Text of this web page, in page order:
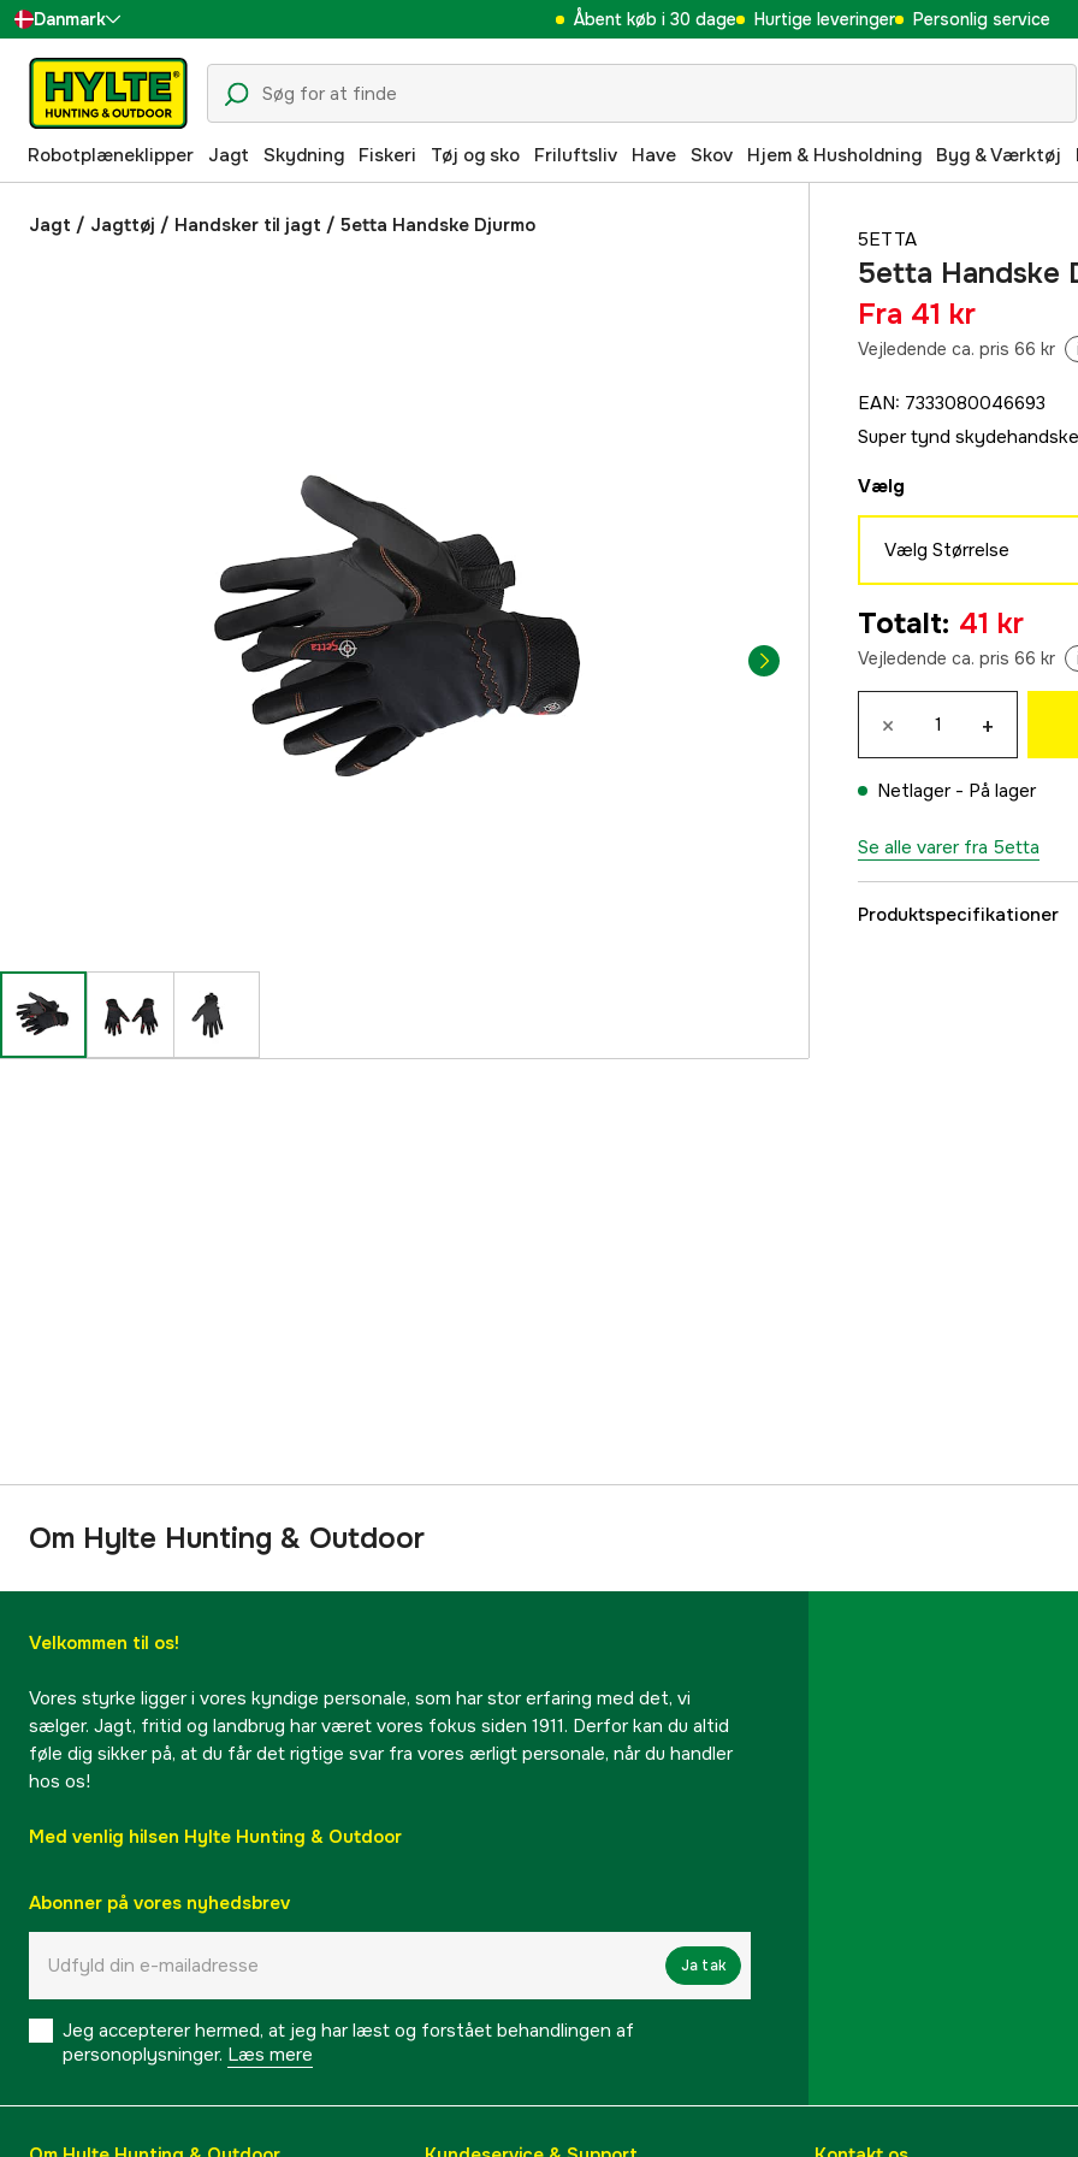
Danmark
Sverige
Suomi
Norge
Deutschland
Åbent køb i 30 dage Hurtige leveringer Personlig service
Robotplæneklipper Jagt Skydning Fiskeri Tøj og sko Friluftsliv Have Skov Hjem & Husholdning Byg & Værktøj
Jagt / Jagttøj / Handsker til jagt / 5etta Handske Djurmo
5ETTA
5etta Handske
Fra 41 kr
Vejledende ca. pris 66 kr i
EAN: 7333080046693
Super tynd
Vælg
Vælg Størrelse
41 kr
M
41 kr
L
41 kr
XL
Totalt: 41 kr
Vejledende ca. pris 66 kr i
× +
Netlager - På lager
Se alle varer fra 5etta
Produktspecifikationer
Om Hylte Hunting & Outdoor
Velkommen til os!
Vores styrke ligger i vores kyndige personale, som har stor erfaring med det, vi
sælger. Jagt, fritid og landbrug har været vores fokus siden 1911. Derfor kan du altid
føle dig sikker på, at du får det rigtige svar fra vores ærligt personale, når du handler
hos os!
Med venlig hilsen Hylte Hunting & Outdoor
Abonner på vores nyhedsbrev
Ja tak
Jeg accepterer hermed, at jeg har læst og forstået behandlingen af ​​
personoplysninger. Læs mere